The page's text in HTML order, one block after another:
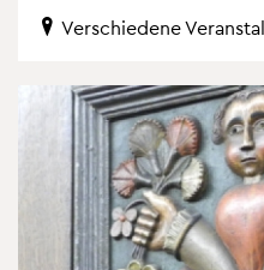
Ver­schie­de­ne